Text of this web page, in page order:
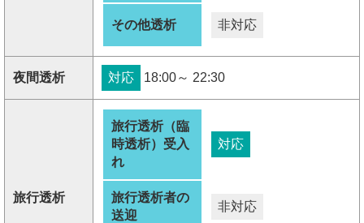
その他透析 非対応
夜間透析 対応 18:00～ 22:30
旅行透析
旅行透析（臨
時透析）受入
れ
対応
旅行透析者の
送迎
非対応